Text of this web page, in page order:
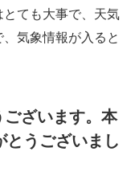
ても大事で、天気
気象情報が入ると
ざいます。本
とうございまし